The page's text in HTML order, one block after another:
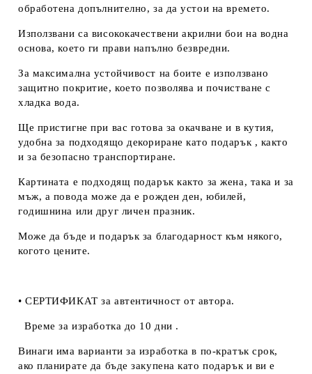
обработена допълнително, за да устои на времето.
Използвани са висококачествени акрилни бои на водна
основа, което ги прави напълно безвредни.
За максимална устойчивост на боите е използвано
защитно покритие, което позволява и почистване с
хладка вода.
Ще пристигне при вас готова за окачване и в кутия,
удобна за подходящо декориране като подарък , както
и за безопасно транспортиране.
Картината е подходящ подарък както за жена, така и за
мъж, а повода може да е рожден ден, юбилей,
годишнина или друг личен празник.
Може да бъде и подарък за благодарност към някого,
когото цените.
• СЕРТИФИКАТ за автентичност от автора.
Време за изработка до 10 дни .
Винаги има варианти за изработка в по-кратък срок,
ако планирате да бъде закупена като подарък и ви е